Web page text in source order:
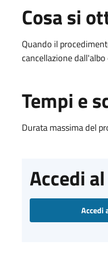
Cosa si
Quando il
cancellazione
Tempi e
Durata massima del
Accedi
Accedi